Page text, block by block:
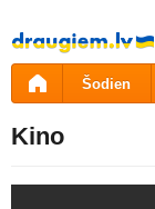
Pāriet
uz
saturu
Šodien
Kino